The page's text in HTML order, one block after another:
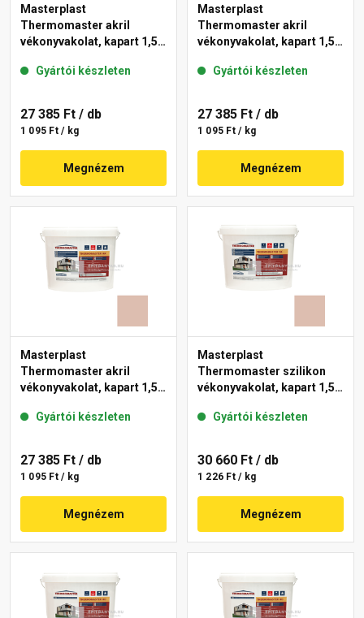
Masterplast
Thermomaster akril
vékonyvakolat, kapart 1,5
Gyártói készleten
27 385 Ft / db
1 095 Ft / kg
Megnézem
Masterplast
Thermomaster akril
vékonyvakolat, kapart 1,5
Gyártói készleten
27 385 Ft / db
1 095 Ft / kg
Megnézem
Masterplast
Thermomaster akril
vékonyvakolat, kapart 1,5
Gyártói készleten
27 385 Ft / db
1 095 Ft / kg
Megnézem
Masterplast
Thermomaster szilikon
vékonyvakolat, kapart 1,5
Gyártói készleten
30 660 Ft / db
1 226 Ft / kg
Megnézem